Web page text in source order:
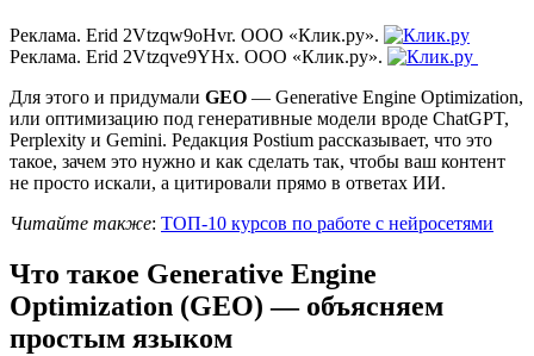
Реклама. Erid 2Vtzqw9oHvr. ООО «Клик.ру».
Реклама. Erid 2Vtzqve9YHx. ООО «Клик.ру».
Для этого и придумали GEO — Generative Engine Optimization,
или оптимизацию под генеративные модели вроде ChatGPT,
Perplexity и Gemini. Редакция Postium рассказывает, что это
такое, зачем это нужно и как сделать так, чтобы ваш контент
не просто искали, а цитировали прямо в ответах ИИ.
Читайте также: ТОП-10 курсов по работе с нейросетями
Что такое Generative Engine
Optimization (GEO) — объясняем
простым языком